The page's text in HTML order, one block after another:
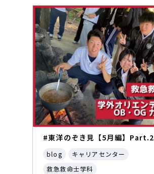
#東洋のぞき見【5月編】Part.2
blog
キャリアセンター
救急救命士学科